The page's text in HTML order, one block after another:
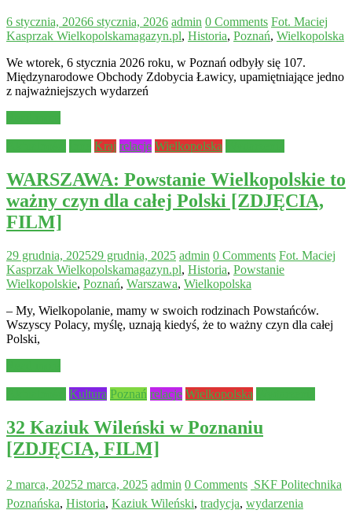
6 stycznia, 20266 stycznia, 2026 admin 0 Comments Fot. Maciej
Kasprzak Wielkopolskamagazyn.pl, Historia, Poznań, Wielkopolska
We wtorek, 6 stycznia 2026 roku, w Poznań odbyły się 107.
Międzynarodowe Obchody Zdobycia Ławicy, upamiętniające jedno
z najważniejszych wydarzeń
Kraj relacje Wielkopolska
WARSZAWA: Powstanie Wielkopolskie to
ważny czyn dla całej Polski [ZDJĘCIA,
FILM]
29 grudnia, 202529 grudnia, 2025 admin 0 Comments Fot. Maciej
Kasprzak Wielkopolskamagazyn.pl, Historia, Powstanie
Wielkopolskie, Poznań, Warszawa, Wielkopolska
– My, Wielkopolanie, mamy w swoich rodzinach Powstańców.
Wszyscy Polacy, myślę, uznają kiedyś, że to ważny czyn dla całej
Polski,
Kultura Poznań relacje Wielkopolska
32 Kaziuk Wileński w Poznaniu
[ZDJĘCIA, FILM]
2 marca, 20252 marca, 2025 admin 0 Comments  SKF Politechnika
Poznańska, Historia, Kaziuk Wileński, tradycja, wydarzenia